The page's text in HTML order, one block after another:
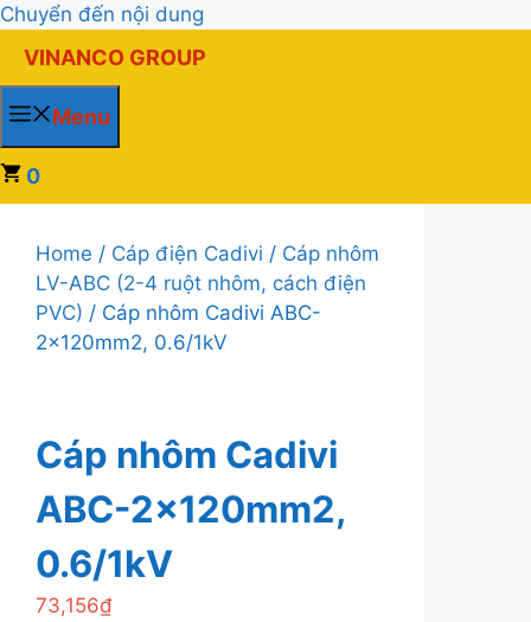
Chuyển đến nội dung
VINANCO GROUP
Menu
0
Home / Cáp điện Cadivi / Cáp nhôm
LV-ABC (2-4 ruột nhôm, cách điện
PVC) / Cáp nhôm Cadivi ABC-
2x120mm2, 0.6/1kV
Cáp nhôm Cadivi
ABC-2x120mm2,
0.6/1kV
73,156₫